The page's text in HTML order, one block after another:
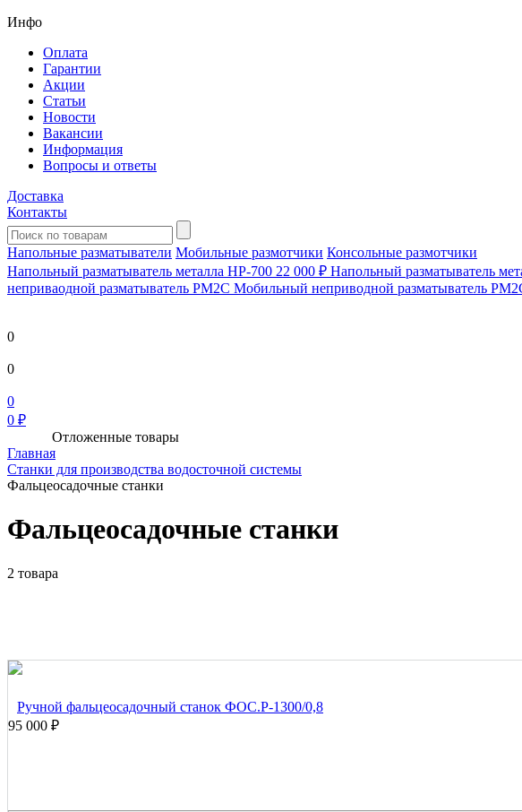
Инфо
Оплата
Гарантии
Акции
Статьи
Новости
Вакансии
Информация
Вопросы и ответы
Доставка
Контакты
Напольные разматыватели Мобильные размотчики Консольные размотчики
Напольный разматыватель металла HP-700 22 000 ₽ Напольный разматыватель
непривaодной разматыватель РМ2С Мобильный неприводной разматыватель
0
0
0
0 ₽
Отложенные товары
Главная
Станки для производства водосточной системы
Фальцеосадочные станки
Фальцеосадочные станки
2 товара
Ручной фальцеосадочный станок ФОС.Р-1300/0,8
95 000 ₽